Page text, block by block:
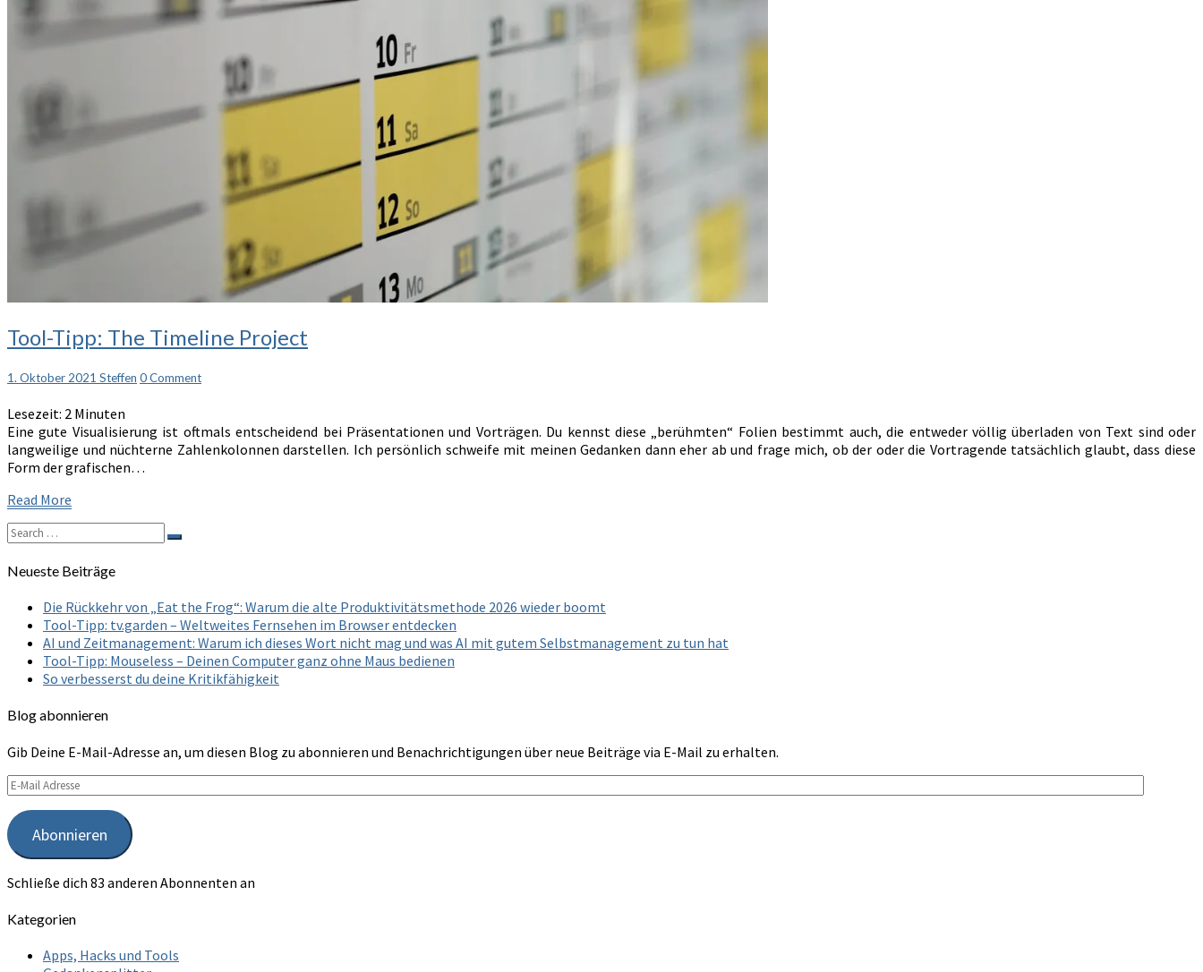
Tool-
Tipp:
Timeline
Tool-Tipp: The Timeline Project
1. Oktober 2021 Steffen Comments
0 Comment
Lesezeit: 2 Minuten
Eine gute Visualisierung ist oftmals entscheidend bei Präsentationen und Vorträgen. Du kennst diese „berühmten“ Folien bestimmt auch, die entweder völlig überladen von Text sind oder
langweilige und nüchterne Zahlenkolonnen darstellen. Ich persönlich schweife mit meinen Gedanken dann eher ab und frage mich, ob der oder die Vortragende tatsächlich glaubt, dass diese
Form der grafischen…
Read More
Search
for:
Search
Neueste Beiträge
Die Rückkehr von „Eat the Frog“: Warum die alte Produktivitätsmethode 2026 wieder boomt
Tool-Tipp: tv.garden – Weltweites Fernsehen im Browser entdecken
AI und Zeitmanagement: Warum ich dieses Wort nicht mag und was AI mit gutem Selbstmanagement zu tun hat
Tool-Tipp: Mouseless – Deinen Computer ganz ohne Maus bedienen
So verbesserst du deine Kritikfähigkeit
Blog abonnieren
Gib Deine E-Mail-Adresse an, um diesen Blog zu abonnieren und Benachrichtigungen über neue Beiträge via E-Mail zu erhalten.
E-
Mail
Adresse
Abonnieren
Schließe dich 83 anderen Abonnenten an
Kategorien
Apps, Hacks und Tools